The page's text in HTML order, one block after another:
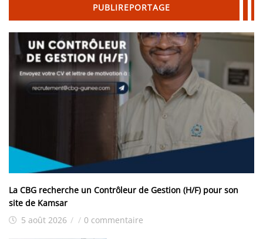
PUBLIREPORTAGE
La CBG recherche un Contrôleur de Gestion (H/F) pour son
site de Kamsar
5 août 2026 / / 0 commentaire